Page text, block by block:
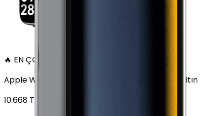
🔥 EN ÇOK SATAN
Apple Watch Series 6 Alüminyum 40mm GPS Altın
10.668 TL'den